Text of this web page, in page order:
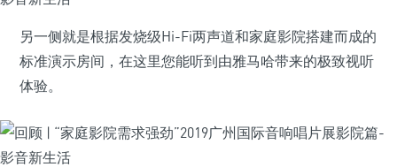
另一侧就是根据发烧级Hi-Fi两声道和家庭影院搭建而成的
标准演示房间，在这里您能听到由雅马哈带来的极致视听
体验。